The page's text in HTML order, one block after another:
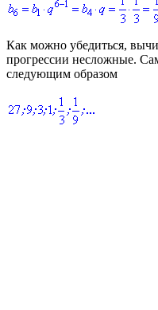
Как можно убедиться,
прогрессии несложные.
следующим образом